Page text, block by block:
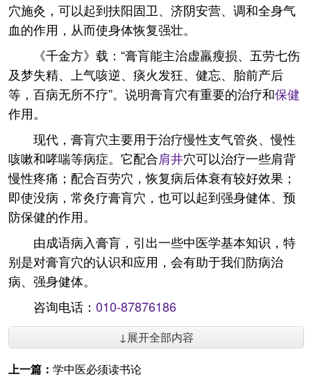
穴施灸，可以起到扶阳固卫、济阴安营、调和全身气
血的作用，从而使身体恢复强壮。
《千金方》载：“膏肓能主治虚羸瘦损、五劳七伤
及梦失精、上气咳逆、痰火发狂、健忘、胎前产后
等，百病无所不疗”。说明膏肓穴有重要的治疗和保健
作用。
现代，膏肓穴主要用于治疗慢性支气管炎、慢性
咳嗽和哮喘等病症。它配合肩井穴可以治疗一些肩背
慢性疼痛；配合百劳穴，恢复病后体衰有较好效果；
即使没病，常灸疗膏肓穴，也可以起到强身健体、预
防保健的作用。
由成语病入膏肓，引出一些中医学基本知识，特
别是对膏肓穴的认识和应用，会有助于我们防病治
病、强身健体。
咨询电话： 010-87876186
↓展开全部内容
上一篇： 学中医必须读书论